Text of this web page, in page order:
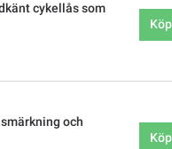
cykellås som
och